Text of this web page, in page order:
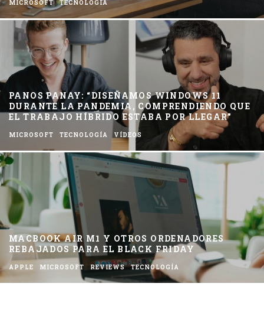
MICROSOFT TECNOLOGÍA
PANOS PANAY: “DISEÑAMOS WINDOWS 11
DURANTE LA PANDEMIA, COMPRENDIENDO QUE
EL TRABAJO HÍBRIDO ESTABA POR LLEGAR”
MICROSOFT TECNOLOGÍA VÍDEOS
MACBOOK AIR M1 Y OTROS ORDENADORES
REBAJADOS PARA EL BLACK FRIDAY
APPLE MICROSOFT REVIEWS TECNOLOGÍA